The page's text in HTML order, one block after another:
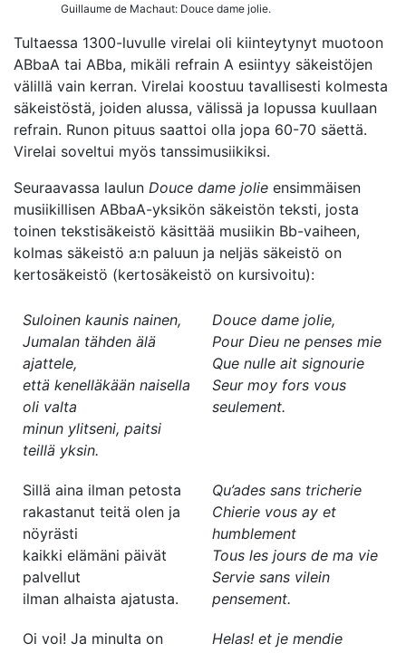
Guillaume de Machaut: Douce dame jolie.
Tultaessa 1300-luvulle virelai oli kiinteytynyt muotoon
ABbaA tai ABba, mikäli refrain A esiintyy säkeistöjen
välillä vain kerran. Virelai koostuu tavallisesti kolmesta
säkeistöstä, joiden alussa, välissä ja lopussa kuullaan
refrain. Runon pituus saattoi olla jopa 60-70 säettä.
Virelai soveltui myös tanssimusiikiksi.
Seuraavassa laulun Douce dame jolie ensimmäisen
musiikillisen ABbaA-yksikön säkeistön teksti, josta
toinen tekstisäkeistö käsittää musiikin Bb-vaiheen,
kolmas säkeistö a:n paluun ja neljäs säkeistö on
kertosäkeistö (kertosäkeistö on kursivoitu):
Suloinen kaunis nainen,
Jumalan tähden älä
ajattele,
että kenelläkään naisella
oli valta
minun ylitseni, paitsi
teillä yksin.
Douce dame jolie,
Pour Dieu ne penses mie
Que nulle ait signourie
Seur moy fors vous
seulement.
Sillä aina ilman petosta
rakastanut teitä olen ja
nöyrästi
kaikki elämäni päivät
palvellut
ilman alhaista ajatusta.
Qu’ades sans tricherie
Chierie vous ay et
humblement
Tous les jours de ma vie
Servie sans vilein
pensement.
Oi voi! Ja minulta on
Helas! et je mendie